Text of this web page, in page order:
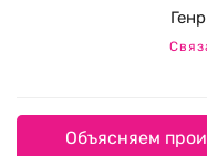
Объясняем